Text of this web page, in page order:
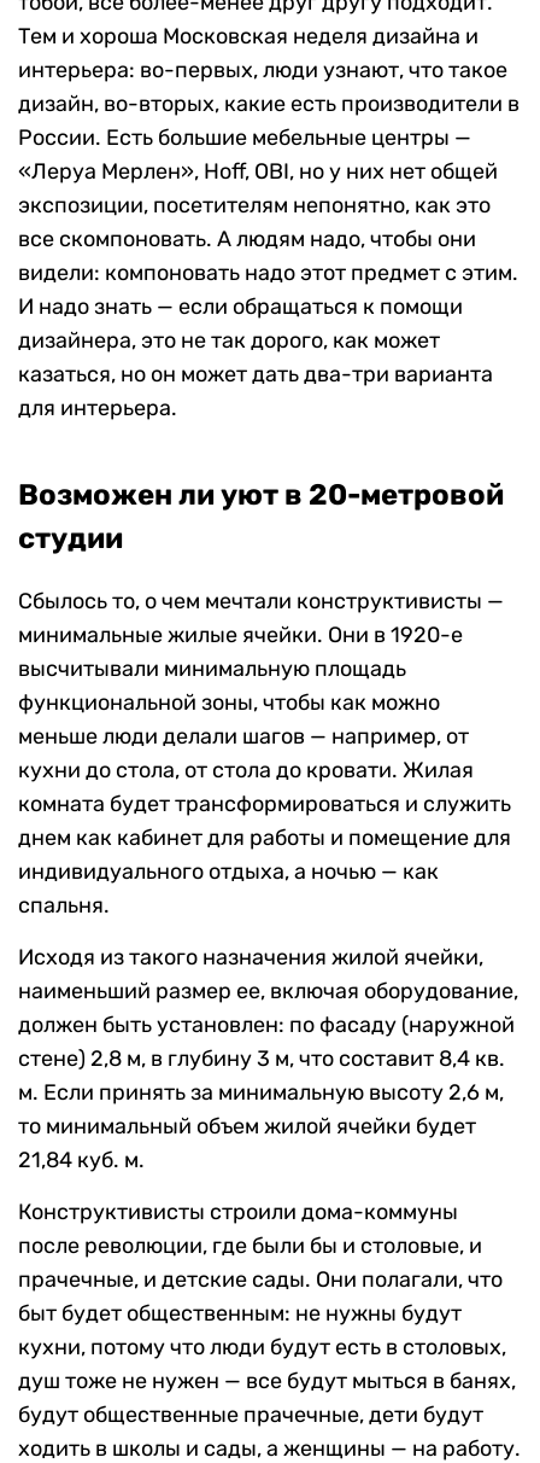
Тем и хороша Московская неделя дизайна и
интерьера: во-первых, люди узнают, что такое
дизайн, во-вторых, какие есть производители в
России. Есть большие мебельные центры —
«Леруа Мерлен», Hoff, OBI, но у них нет общей
экспозиции, посетителям непонятно, как это
все скомпоновать. А людям надо, чтобы они
видели: компоновать надо этот предмет с этим.
И надо знать — если обращаться к помощи
дизайнера, это не так дорого, как может
казаться, но он может дать два-три варианта
для интерьера.
Возможен ли уют в 20-метровой
студии
Сбылось то, о чем мечтали конструктивисты —
минимальные жилые ячейки. Они в 1920-е
высчитывали минимальную площадь
функциональной зоны, чтобы как можно
меньше люди делали шагов — например, от
кухни до стола, от стола до кровати. Жилая
комната будет трансформироваться и служить
днем как кабинет для работы и помещение для
индивидуального отдыха, а ночью — как
спальня.
Исходя из такого назначения жилой ячейки,
наименьший размер ее, включая оборудование,
должен быть установлен: по фасаду (наружной
стене) 2,8 м, в глубину 3 м, что составит 8,4 кв.
м. Если принять за минимальную высоту 2,6 м,
то минимальный объем жилой ячейки будет
21,84 куб. м.
Конструктивисты строили дома-коммуны
после революции, где были бы и столовые, и
прачечные, и детские сады. Они полагали, что
быт будет общественным: не нужны будут
кухни, потому что люди будут есть в столовых,
душ тоже не нужен — все будут мыться в банях,
будут общественные прачечные, дети будут
ходить в школы и сады, а женщины — на работу.